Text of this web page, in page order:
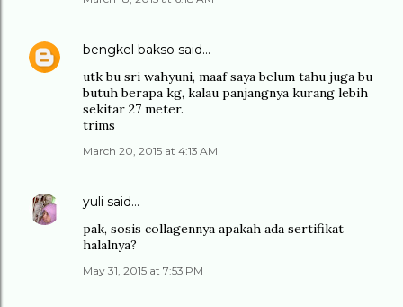
bengkel bakso said…
utk bu sri wahyuni, maaf saya belum tahu juga bu
butuh berapa kg, kalau panjangnya kurang lebih
sekitar 27 meter.
trims
March 20, 2015 at 4:13 AM
yuli said…
pak, sosis collagennya apakah ada sertifikat
halalnya?
May 31, 2015 at 7:53 PM